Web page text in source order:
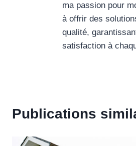
ma passion pour
à offrir des
qualité,
satisfaction à
Publications